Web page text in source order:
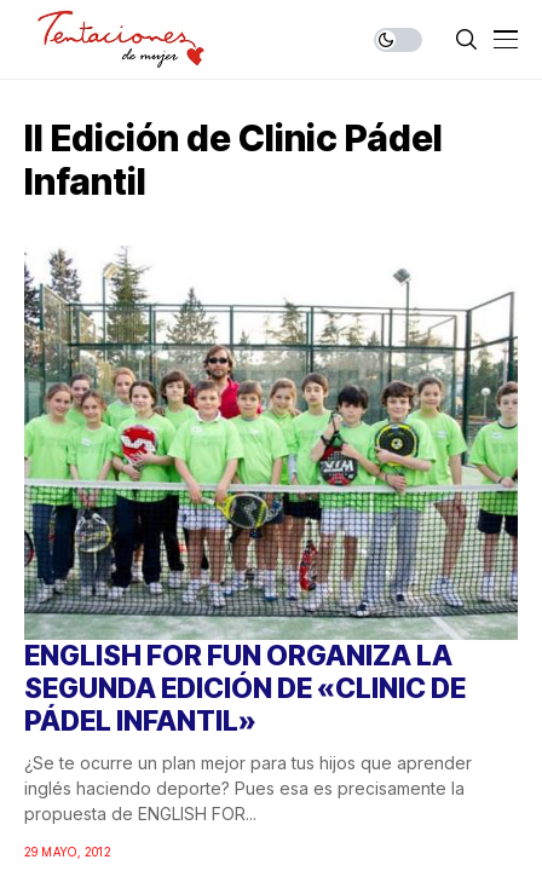
II Edición de Clinic Pádel
Infantil
ENGLISH FOR FUN ORGANIZA LA
SEGUNDA EDICIÓN DE «CLINIC DE
PÁDEL INFANTIL»
¿Se te ocurre un plan mejor para tus hijos que aprender
inglés haciendo deporte? Pues esa es precisamente la
propuesta de ENGLISH FOR...
29 MAYO, 2012